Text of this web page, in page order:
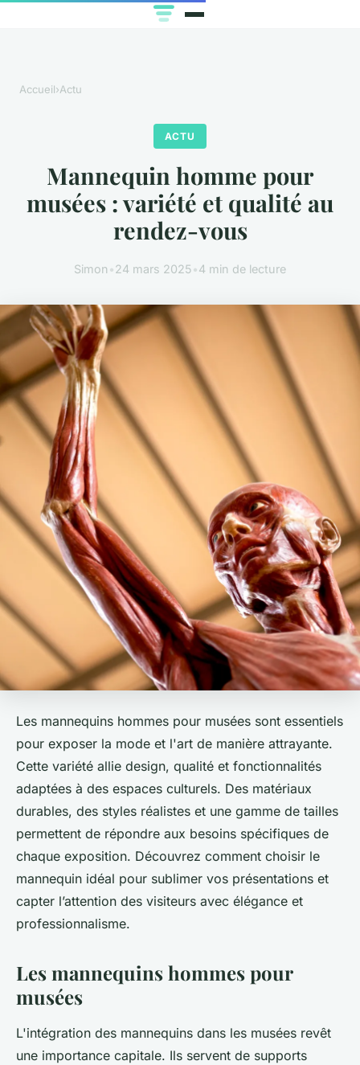
Accueil›Actu
ACTU
Mannequin homme pour
musées : variété et qualité au
rendez-vous
Simon •24 mars 2025•4 min de lecture
Les mannequins hommes pour musées sont essentiels
pour exposer la mode et l'art de manière attrayante.
Cette variété allie design, qualité et fonctionnalités
adaptées à des espaces culturels. Des matériaux
durables, des styles réalistes et une gamme de tailles
permettent de répondre aux besoins spécifiques de
chaque exposition. Découvrez comment choisir le
mannequin idéal pour sublimer vos présentations et
capter l’attention des visiteurs avec élégance et
professionnalisme.
Les mannequins hommes pour
musées
L'intégration des mannequins dans les musées revêt
une importance capitale. Ils servent de supports